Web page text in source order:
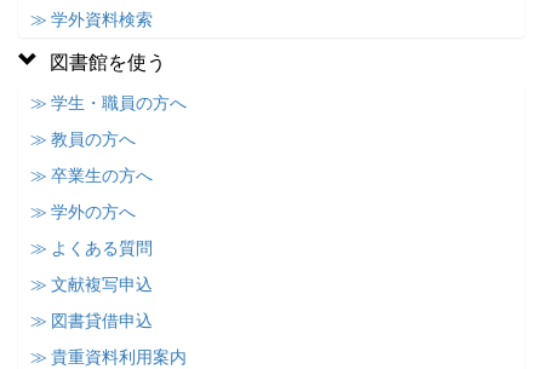
≫ 学外資料検索
図書館を使う
≫ 学生・職員の方へ
≫ 教員の方へ
≫ 卒業生の方へ
≫ 学外の方へ
≫ よくある質問
≫ 文献複写申込
≫ 図書貸借申込
≫ 貴重資料利用案内